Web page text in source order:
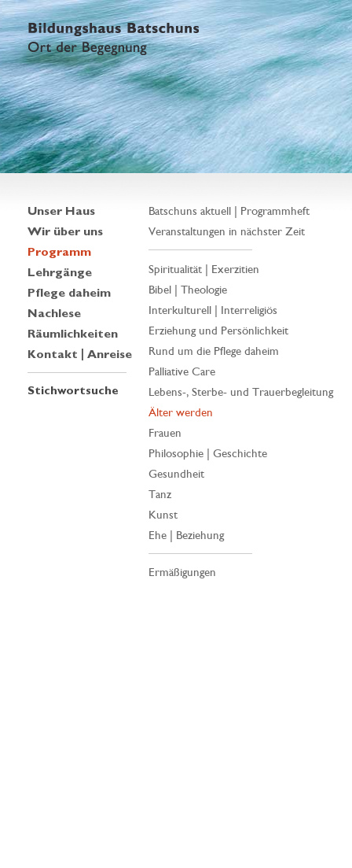
Unser Haus
Wir über uns
Programm
Lehrgänge
Pflege daheim
Nachlese
Räumlichkeiten
Kontakt | Anreise
Stichwortsuche
Batschuns aktuell | Programmheft
Veranstaltungen in nächster Zeit
Spiritualität | Exerzitien
Bibel | Theologie
Interkulturell | Interreligiös
Erziehung und Persönlichkeit
Rund um die Pflege daheim
Palliative Care
Lebens-, Sterbe- und Trauerbegleitung
Älter werden
Frauen
Philosophie | Geschichte
Gesundheit
Tanz
Kunst
Ehe | Beziehung
Ermäßigungen